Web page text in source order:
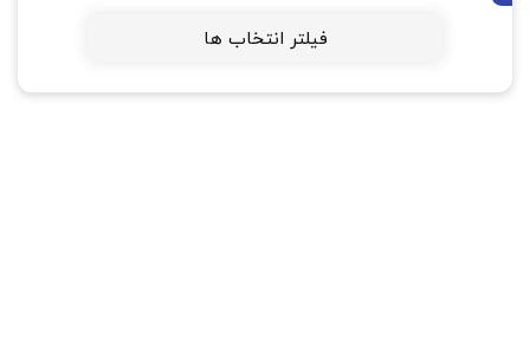
فیلتر انتخاب ها